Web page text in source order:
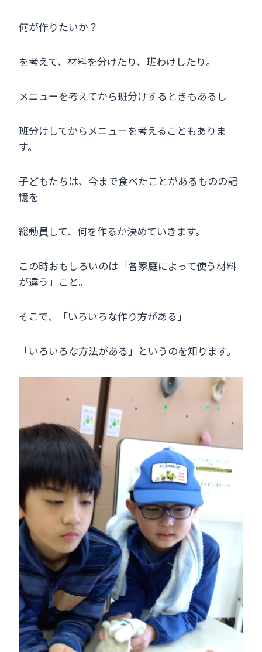
何が作りたいか？
を考えて、材料を分けたり、班わけしたり。
メニューを考えてから班分けするときもあるし
班分けしてからメニューを考えることもありま
す。
子どもたちは、今まで食べたことがあるものの記
憶を
総動員して、何を作るか決めていきます。
この時おもしろいのは「各家庭によって使う材料
が違う」こと。
そこで、「いろいろな作り方がある」
「いろいろな方法がある」というのを知ります。